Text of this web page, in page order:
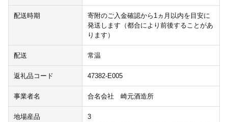
配送時期
寄附のご入金確認から1ヵ月以内を目安に
発送します（都合により前後することがあ
ります）
配送 常温
返礼品コード 47382-E005
事業者名 合名会社 崎元酒造所
地場産品
3